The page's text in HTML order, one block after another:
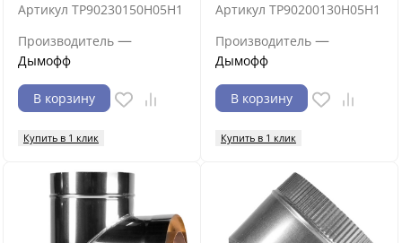
Артикул ТР90230150Н05Н1
Производитель —
Дымофф
В корзину
Купить в 1 клик
Артикул ТР90200130Н05Н1
Производитель —
Дымофф
В корзину
Купить в 1 клик